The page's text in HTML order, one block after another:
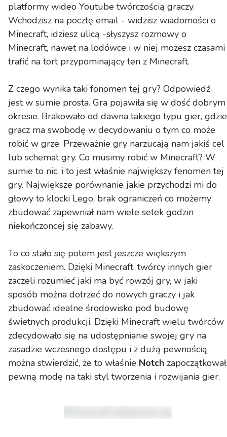
platformy wideo Youtube twórczością graczy.
Wchodzisz na pocztę email - widzisz wiadomości o
Minecraft, idziesz ulicą -słyszysz rozmowy o
Minecraft, nawet na lodówce i w niej możesz czasami
trafić na tort przypominający ten z Minecraft.
Z czego wynika taki fonomen tej gry? Odpowiedź
jest w sumie prosta. Gra pojawiła się w dość dobrym
okresie. Brakowało od dawna takiego typu gier, gdzie
gracz ma swobodę w decydowaniu o tym co może
robić w grze. Przeważnie gry narzucają nam jakiś cel
lub schemat gry. Co musimy robić w Minecraft? W
sumie to nic, i to jest właśnie największy fenomen tej
gry. Największe porównanie jakie przychodzi mi do
głowy to klocki Lego, brak ograniczeń co możemy
zbudować zapewniał nam wiele setek godzin
niekończoncej się zabawy.
To co stało się potem jest jeszcze większym
zaskoczeniem. Dzięki Minecraft, twórcy innych gier
zaczeli rozumieć jaki ma być rowzój gry, w jaki
sposób można dotrzeć do nowych graczy i jak
zbudować idealne środowisko pod budowę
świetnych produkcji. Dzięki Minecraft wielu twórców
zdecydowało się na udostępnianie swojej gry na
zasadzie wczesnego dostępu i z dużą pewnością
można stwierdzić, że to właśnie Notch zapoczątkował
pewną modę na taki styl tworzenia i rozwijania gier.